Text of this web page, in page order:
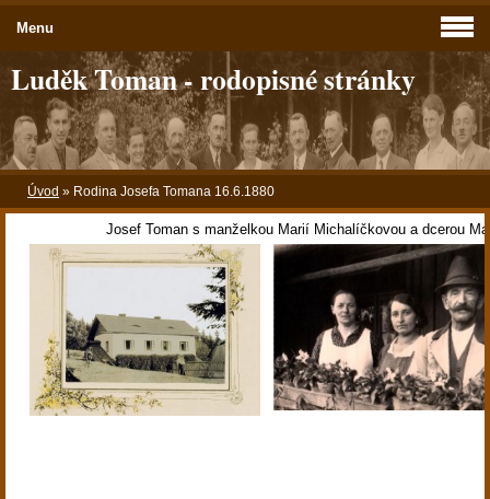
Luděk Toman - rodopisné stránky
Úvod » Rodina Josefa Tomana 16.6.1880
Josef Toman s manželkou Marií Michalíčkovou a dcerou
Menu